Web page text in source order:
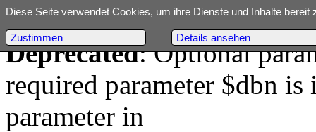
Deprecated: Optional
required parameter $dbn
parameter in
Diese Seite verwendet Cookies, um ihre Dienste und Inhalte
Zustimmen Details ansehen